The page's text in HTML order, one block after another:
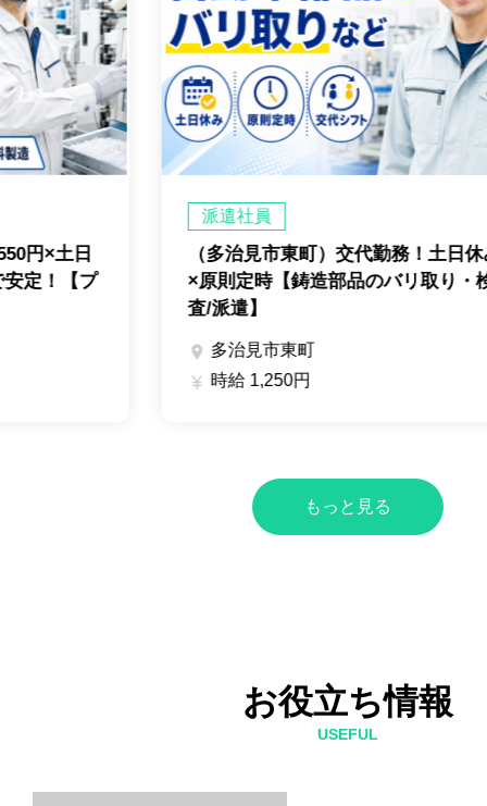
円×土日
定！【プ
派遣社員
（多治見市東町）交代勤務！土日
×原則定時【鋳造部品のバリ取り・
査/派遣】
 多治見市東町
 時給 1,250円
もっと見る
お役立ち情報
USEFUL